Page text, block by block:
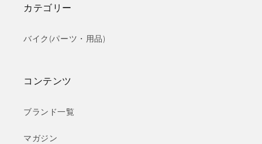
カテゴリー
バイク(パーツ・用品)
コンテンツ
ブランド一覧
マガジン